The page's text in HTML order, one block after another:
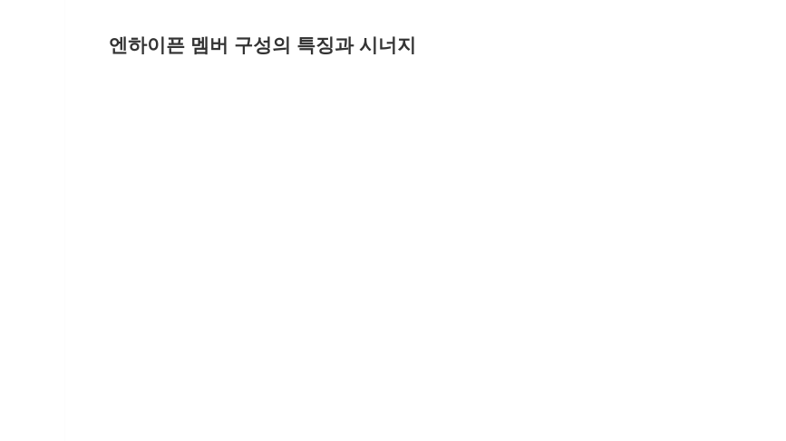
엔하이픈 멤버 구성의 특징과 시너지